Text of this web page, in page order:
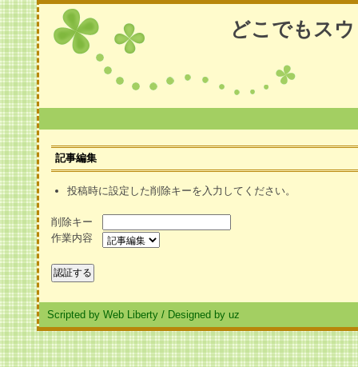
どこでもス
記事編集
投稿時に設定した削除キーを入力してください。
削除キー
作業内容
Scripted by Web Liberty / Designed by uz